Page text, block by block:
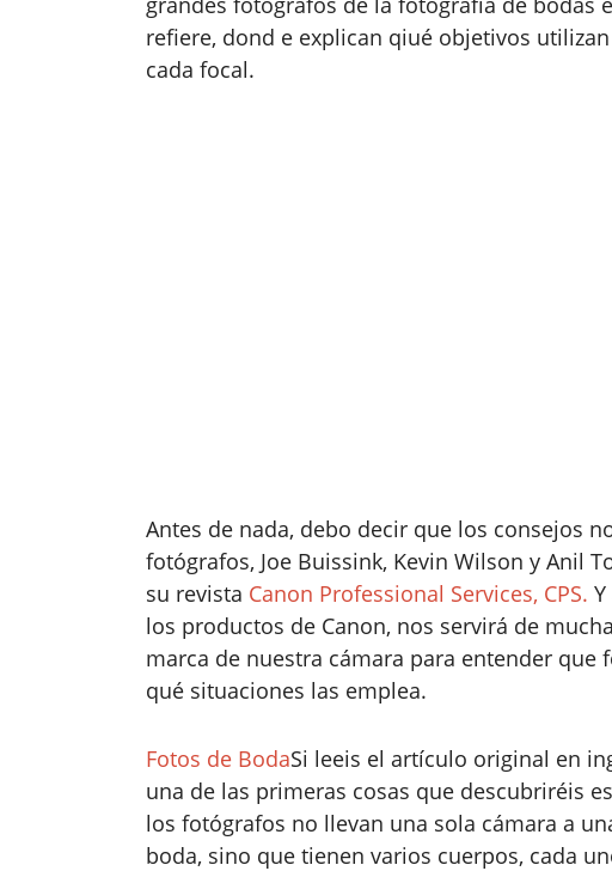
refiere, dond e explican qiué objetivos
cada focal.
Antes de nada, debo decir que los consejos
fotógrafos, Joe Buissink, Kevin Wilson y Anil
su revista Canon Professional Services, CPS.
los productos de Canon, nos servirá de
marca de nuestra cámara para entender que
qué situaciones las emplea.
Fotos de BodaSi leeis el artículo original en
una de las primeras cosas que descubriréis
los fotógrafos no llevan una sola cámara a
boda, sino que tienen varios cuerpos, cada